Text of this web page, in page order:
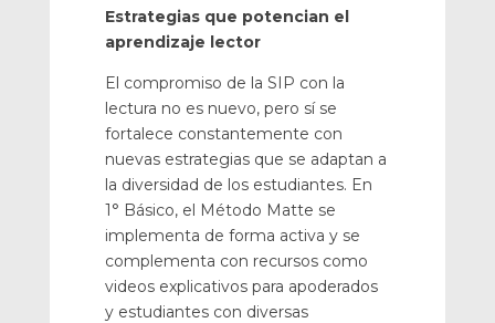
Estrategias que potencian el
aprendizaje lector
El compromiso de la SIP con la
lectura no es nuevo, pero sí se
fortalece constantemente con
nuevas estrategias que se adaptan a
la diversidad de los estudiantes. En
1° Básico, el Método Matte se
implementa de forma activa y se
complementa con recursos como
videos explicativos para apoderados
y estudiantes con diversas